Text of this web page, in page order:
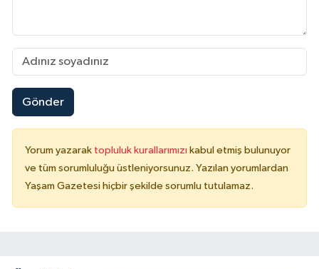
Gönder
Yorum yazarak topluluk kurallarımızı kabul etmiş bulunuyor
ve tüm sorumluluğu üstleniyorsunuz. Yazılan yorumlardan
Yaşam Gazetesi hiçbir şekilde sorumlu tutulamaz.